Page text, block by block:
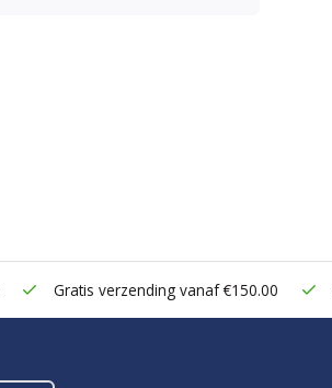
Gratis verzending vanaf €150.00